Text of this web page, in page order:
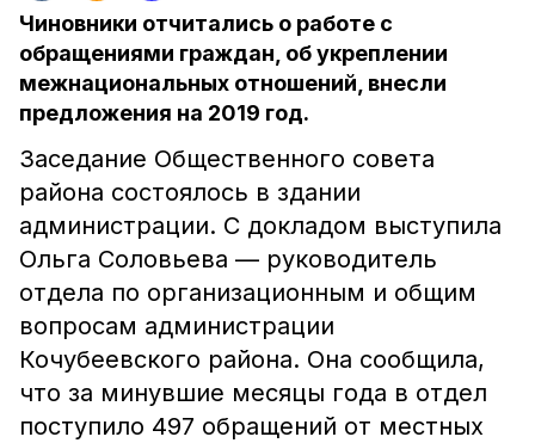
Чиновники отчитались о работе с
обращениями граждан, об укреплении
межнациональных отношений, внесли
предложения на 2019 год.
Заседание Общественного совета
района состоялось в здании
администрации. С докладом выступила
Ольга Соловьева — руководитель
отдела по организационным и общим
вопросам администрации
Кочубеевского района. Она сообщила,
что за минувшие месяцы года в отдел
поступило 497 обращений от местных